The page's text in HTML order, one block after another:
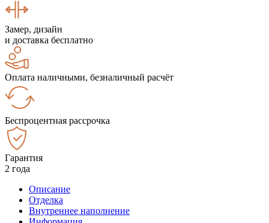
Замер, дизайн
и доставка бесплатно
Оплата наличными, безналичный расчёт
Беспроцентная рассрочка
Гарантия
2 года
Описание
Отделка
Внутреннее наполнение